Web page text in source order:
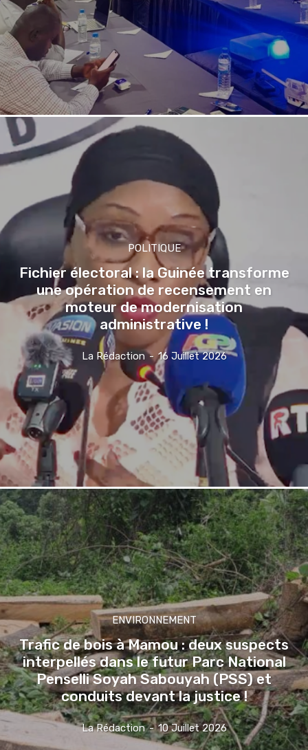
POLITIQUE
Fichier électoral : la Guinée transforme
une opération de recensement en
moteur de modernisation
administrative !
La Rédaction - 16 Juillet 2026
ENVIRONNEMENT
Trafic de bois à Mamou : deux suspects
interpellés dans le futur Parc National
Penselli Soyah Sabouyah (PSS) et
conduits devant la justice !
La Rédaction - 10 Juillet 2026